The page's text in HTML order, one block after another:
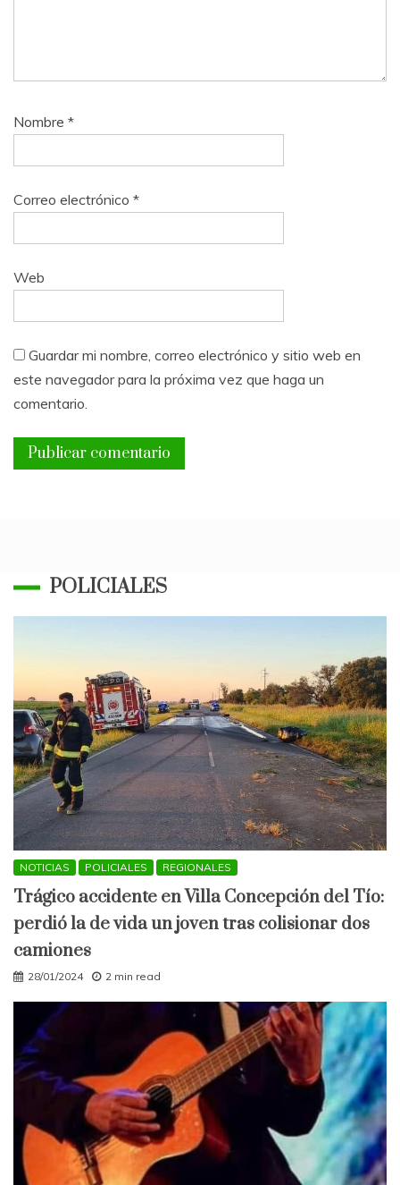
Nombre *
Correo electrónico *
Web
Guardar mi nombre, correo electrónico y sitio web en
este navegador para la próxima vez que haga un
comentario.
POLICIALES
NOTICIAS POLICIALES REGIONALES
Trágico accidente en Villa Concepción del Tío:
perdió la de vida un joven tras colisionar dos
camiones
28/01/2024 2 min read